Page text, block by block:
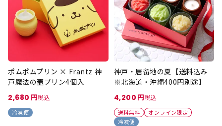
ポムポムプリン × Frantz 神
戸魔法の壷プリン4個入
2,680
税込
冷凍便
神戸・居留地の夏【送料込み
※北海道・沖縄400円別途】
4,200
税込
送料無料
オンライン限定
冷凍便